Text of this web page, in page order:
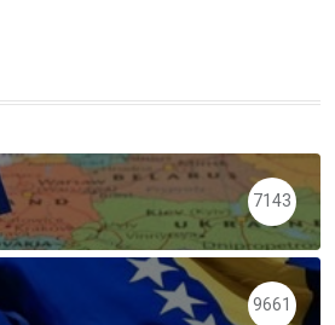
7143
9661